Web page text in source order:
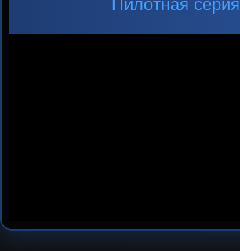
Пилотная серия